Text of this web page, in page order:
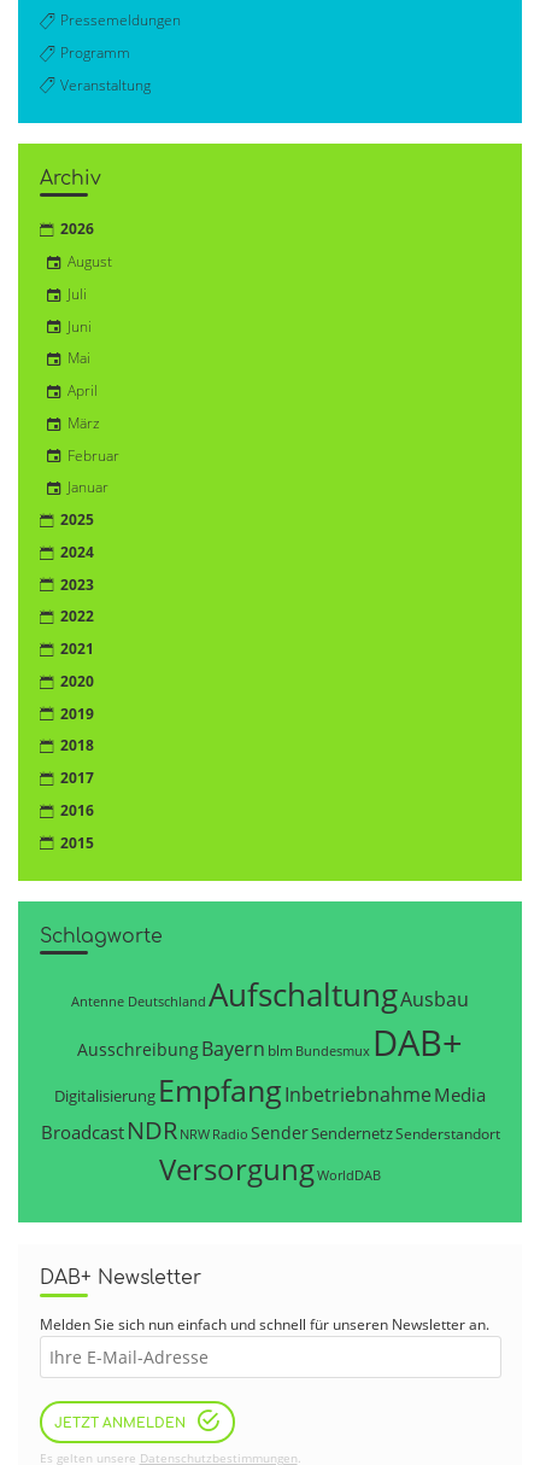
Pressemeldungen
Programm
Veranstaltung
Archiv
2026
August
Juli
Juni
Mai
April
März
Februar
Januar
2025
2024
2023
2022
2021
2020
2019
2018
2017
2016
2015
Schlagworte
Antenne Deutschland AufschaltungAusbau
AusschreibungBayern blm Bundesmux DAB+
Digitalisierung EmpfangInbetriebnahme Media
Broadcast NDR NRW Radio SenderSendernetzSenderstandort
VersorgungWorldDAB
DAB+ Newsletter
Melden Sie sich nun einfach und schnell für unseren Newsletter an.
JETZT ANMELDEN
Es gelten unsere Datenschutzbestimmungen.